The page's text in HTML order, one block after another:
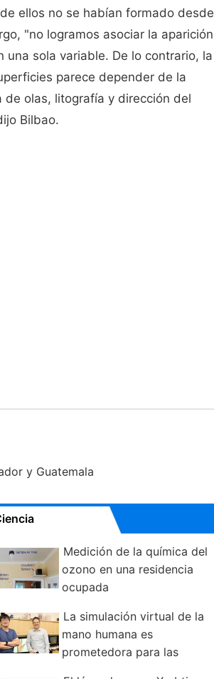
ellos no se habían formado desde
"no logramos asociar la aparición
sola variable. De lo contrario, la
parece depender de la
olas, litografía y dirección del
Bilbao.
y Guatemala
Medición de la química del
ozono en una residencia
ocupada
La simulación virtual de la
mano humana es
prometedora para las